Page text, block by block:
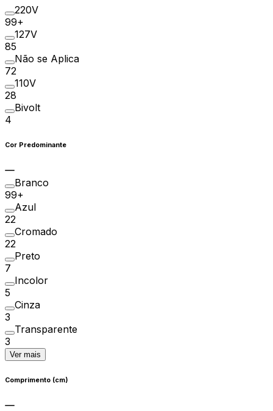
220V
99+
127V
85
Não se Aplica
72
110V
28
Bivolt
4
Cor Predominante
Branco
99+
Azul
22
Cromado
22
Preto
7
Incolor
5
Cinza
3
Transparente
3
Ver mais
Comprimento (cm)